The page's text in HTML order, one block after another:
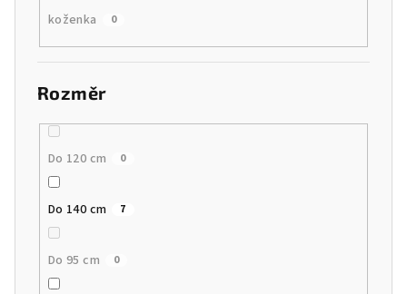
koženka 0
Rozměr
Do 120 cm 0
Do 140 cm 7
Do 95 cm 0